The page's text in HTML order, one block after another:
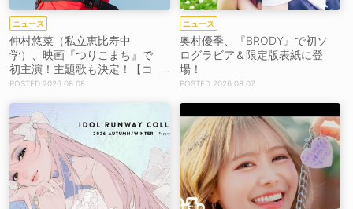
ニュース
仲村悠菜（私立恵比寿中
学）、映画『つりこまち』で
初主演！主題歌も決定！【コ
メントあり】
2026.08.08
ニュース
奥村優季、『BRODY』で初ソ
ログラビア＆限定版表紙に登
場！
2026.08.07